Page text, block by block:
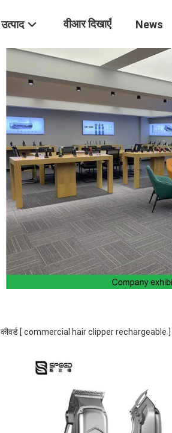
उत्पाद वीआर दिखाएँ News
कीवर्ड [ commercial hair clipper rechargeable ]